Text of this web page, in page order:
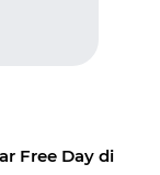
Free Day di